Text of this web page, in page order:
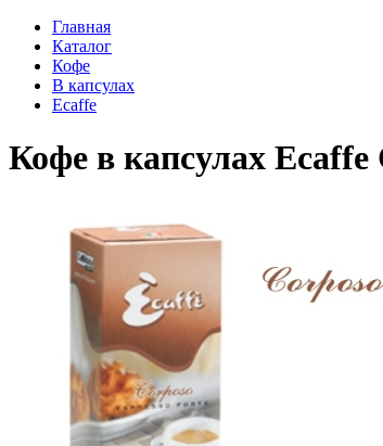
Главная
Каталог
Кофе
В капсулах
Ecaffe
Кофе в капсулах